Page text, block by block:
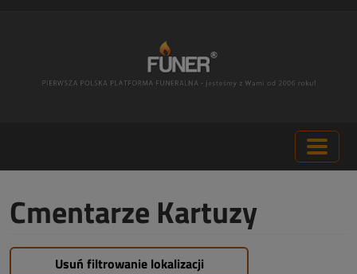
Cmentarze Kartuzy
Usuń filtrowanie lokalizacji